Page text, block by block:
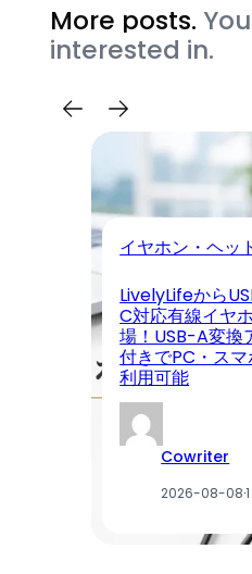
More posts.
interested in.
イヤホン・ヘッ
LivelyLifeから
C対応有線イヤ
場！USB-A変換
付きでPC・ス
利用可能
Cowriter
2026-08-08·